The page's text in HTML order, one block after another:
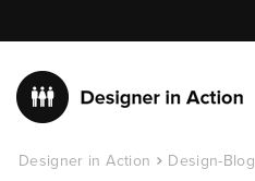
Designer in Action Design-Blog